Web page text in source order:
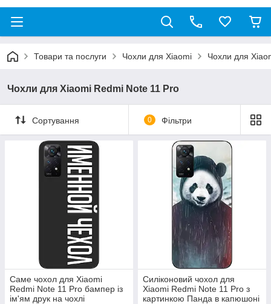
Товари та послуги Чохли для Xiaomi Чохли для
Чохли для Xiaomi Redmi Note 11 Pro
Сортування 0 Фільтри
Саме чохол для Xiaomi
Redmi Note 11 Pro бампер із
ім'ям друк на чохлі
Силіконовий чохол для
Xiaomi Redmi Note 11 Pro з
картинкою Панда в капюшоні